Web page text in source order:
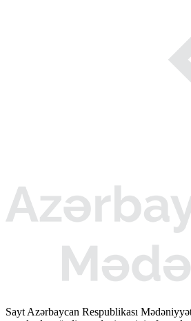
Sayt Azərbaycan Respublikası